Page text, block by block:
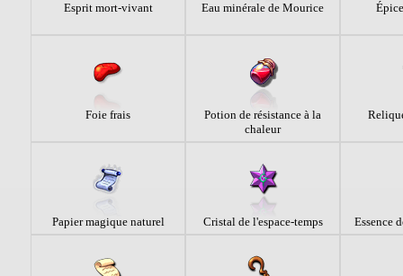
Esprit mort-vivant Eau minérale de Mourice
Foie frais
Potion de résistance à la
chaleur
Papier magique naturel Cristal de l'espace-temps Essence